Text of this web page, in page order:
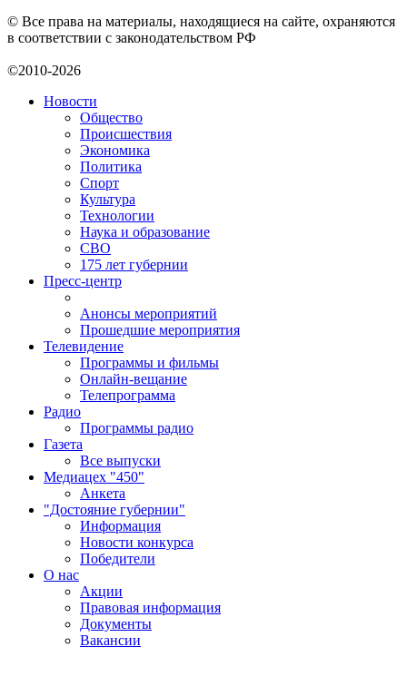
© Все права на материалы, находящиеся на сайте, охраняются
в соответствии с законодательством РФ
©2010-2026
Новости
Общество
Происшествия
Экономика
Политика
Спорт
Культура
Технологии
Наука и образование
СВО
175 лет губернии
Пресс-центр
Анонсы мероприятий
Прошедшие мероприятия
Телевидение
Программы и фильмы
Онлайн-вещание
Телепрограмма
Радио
Программы радио
Газета
Все выпуски
Медиацех "450"
Анкета
"Достояние губернии"
Информация
Новости конкурса
Победители
О нас
Акции
Правовая информация
Документы
Вакансии